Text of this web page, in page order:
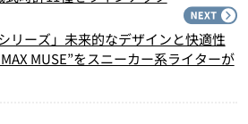
リーズ」未来的なデザインと快適性
MUSE”をスニーカー系ライターが